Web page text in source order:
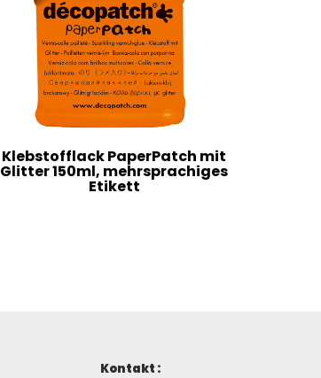
Klebstofflack PaperPatch mit
Glitter 150ml, mehrsprachiges
Etikett
Kontakt :